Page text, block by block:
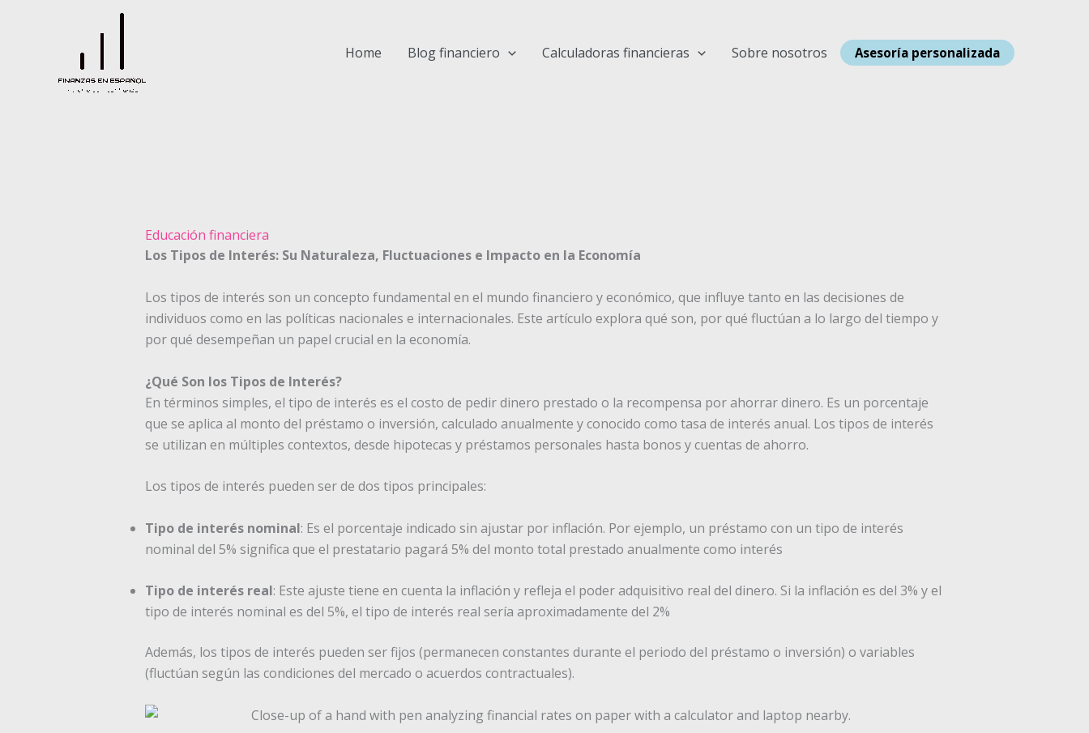
Home Blog financiero Calculadoras financieras Sobre nosotros Asesoría personalizada
Educación financiera
Los Tipos de Interés: Su Naturaleza, Fluctuaciones e Impacto en la Economía
Los tipos de interés son un concepto fundamental en el mundo financiero y económico, que influye tanto en las decisiones de
individuos como en las políticas nacionales e internacionales. Este artículo explora qué son, por qué fluctúan a lo largo del tiempo y
por qué desempeñan un papel crucial en la economía.
¿Qué Son los Tipos de Interés?
En términos simples, el tipo de interés es el costo de pedir dinero prestado o la recompensa por ahorrar dinero. Es un porcentaje
que se aplica al monto del préstamo o inversión, calculado anualmente y conocido como tasa de interés anual. Los tipos de interés
se utilizan en múltiples contextos, desde hipotecas y préstamos personales hasta bonos y cuentas de ahorro.
Los tipos de interés pueden ser de dos tipos principales:
Tipo de interés nominal: Es el porcentaje indicado sin ajustar por inflación. Por ejemplo, un préstamo con un tipo de interés
nominal del 5% significa que el prestatario pagará 5% del monto total prestado anualmente como interés
Tipo de interés real: Este ajuste tiene en cuenta la inflación y refleja el poder adquisitivo real del dinero. Si la inflación es del 3% y el
tipo de interés nominal es del 5%, el tipo de interés real sería aproximadamente del 2%
Además, los tipos de interés pueden ser fijos (permanecen constantes durante el periodo del préstamo o inversión) o variables
(fluctúan según las condiciones del mercado o acuerdos contractuales).